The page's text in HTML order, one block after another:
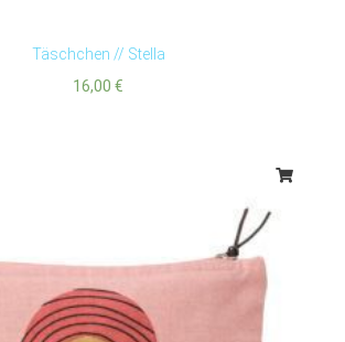
Täschchen // Stella
16,00 €